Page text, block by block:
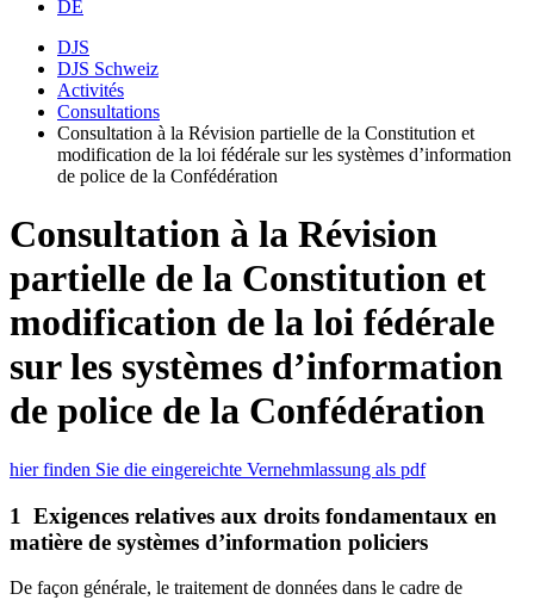
DE
DJS
DJS Schweiz
Activités
Consultations
Consultation à la Révision partielle de la Constitution et
modification de la loi fédérale sur les systèmes d’information
de police de la Confédération
Consultation à la Révision
partielle de la Constitution et
modification de la loi fédérale
sur les systèmes d’information
de police de la Confédération
hier finden Sie die eingereichte Vernehmlassung als pdf
1 Exigences relatives aux droits fondamentaux en
matière de systèmes d’information policiers
De façon générale, le traitement de données dans le cadre de